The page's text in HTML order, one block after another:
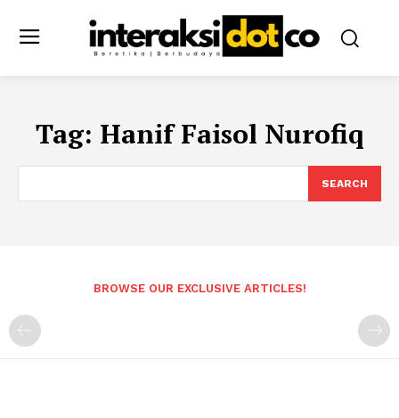
Tag: Hanif Faisol Nurofiq
SEARCH
BROWSE OUR EXCLUSIVE ARTICLES!